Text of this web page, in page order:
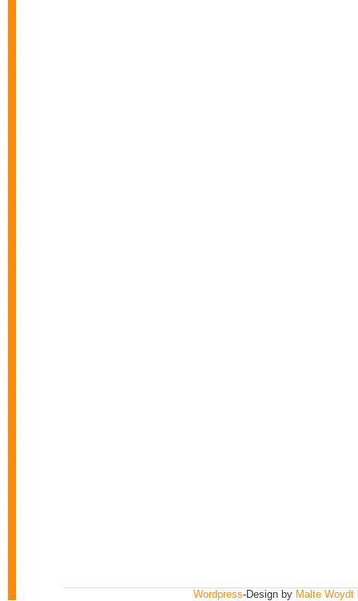
Wordpress-Design by Malte Woydt